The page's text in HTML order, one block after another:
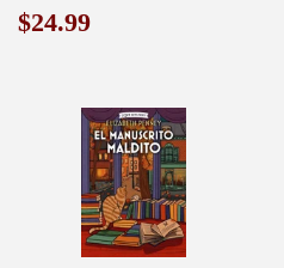
Precio
$24.99